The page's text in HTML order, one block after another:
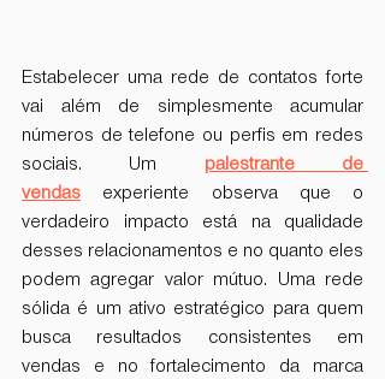
Estabelecer uma rede de contatos forte
vai além de simplesmente acumular
números de telefone ou perfis em redes
sociais. Um palestrante de
vendas experiente observa que o
verdadeiro impacto está na qualidade
desses relacionamentos e no quanto eles
podem agregar valor mútuo. Uma rede
sólida é um ativo estratégico para quem
busca resultados consistentes em
vendas e no fortalecimento da marca